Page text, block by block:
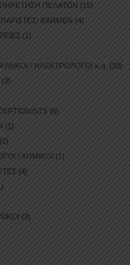
ΠΕΛΑΤΩΝ (15)
BARMEN (4)
(1)
/ ΗΛΕΚΤΡΟΛΟΓΟΙ κ.ά. (10)
(3)
(6)
(1)
(2)
/ ΧΗΜΙΚΟΙ (1)
(4)
(3)